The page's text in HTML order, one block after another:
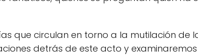
que circulan en torno a la mutilación de
detrás de este acto y